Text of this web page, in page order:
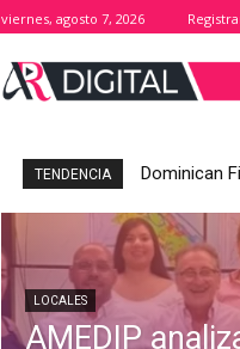
viernes, agosto 7, 2026
TENDENCIA Dominican
LOCALES
AMEDIP